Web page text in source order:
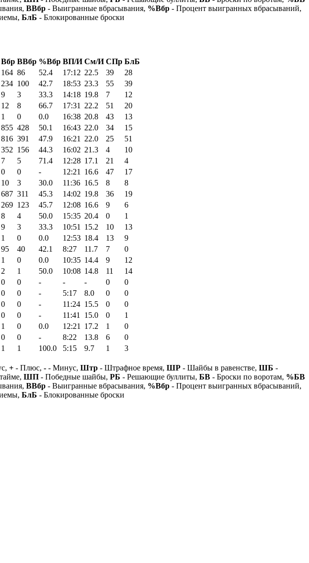
ВВбр - Выигранные вбрасывания, %Вбр - Процент выигранных вбрасываний,
БлБ - Блокированные броски
Вбр ВВбр %Вбр ВП/И См/И СПр БлБ
164 86 52.4 17:12 22.5 39
28
234 100 42.7 18:53 23.3 55
39
9 3 33.3 14:18 19.8 7
12
12 8 66.7 17:31 22.2 51
20
1 0 0.0 16:38 20.8 43
13
855 428 50.1 16:43 22.0 34
15
816 391 47.9 16:21 22.0 25
51
352 156 44.3 16:02 21.3 4
10
7 5 71.4 12:28 17.1 21
4
0 0 - 12:21 16.6 47
17
10 3 30.0 11:36 16.5 8
8
687 311 45.3 14:02 19.8 36
19
269 123 45.7 12:08 16.6 9
6
8 4 50.0 15:35 20.4 0
1
9 3 33.3 10:51 15.2 10
13
1 0 0.0 12:53 18.4 13
9
95 40 42.1 8:27 11.7 7
0
1 0 0.0 10:35 14.4 9
12
2 1 50.0 10:08 14.8 11
14
0 0 - - - 0
0
0 0 - 5:17 8.0 0
0
0 0 - 11:24 15.5 0
0
0 0 - 11:41 15.0 0
1
1 0 0.0 12:21 17.2 1
0
0 0 - 8:22 13.8 6
0
1 1 100.0 5:15 9.7 1
3
+ - Плюс, - - Минус, Штр - Штрафное время, ШР - Шайбы в равенстве, ШБ -
ШП - Победные шайбы, РБ - Решающие буллиты, БВ - Броски по воротам, %БВ
ВВбр - Выигранные вбрасывания, %Вбр - Процент выигранных вбрасываний,
БлБ - Блокированные броски